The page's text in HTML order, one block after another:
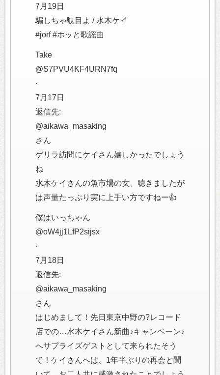
7月19日
騙しちゃ駄目よ / 水木ケイ
#jorf #ホッと歌謡曲
Take
@S7PVU4KF4URN7fq
·
7月17日
返信先:
@aikawa_masaking
さん
ゲリラ訪問にケイさん嬉しかったでしょう
ね
水木ケイさんの魚市場の女、聴きましたが
は声量たっぷり実に上手い方ですねー👍
僕はいっちゃん
@oW4jj1LfP2sijsx
·
7月18日
返信先:
@aikawa_masaking
さん
はじめまして！先日東京中野の?レコード
店での…水木ケイさん新曲♪キャンペーン♪
へサプライズゲストとして来られたそう
で！ケイさんへは、1年半ぶりの再会と聞